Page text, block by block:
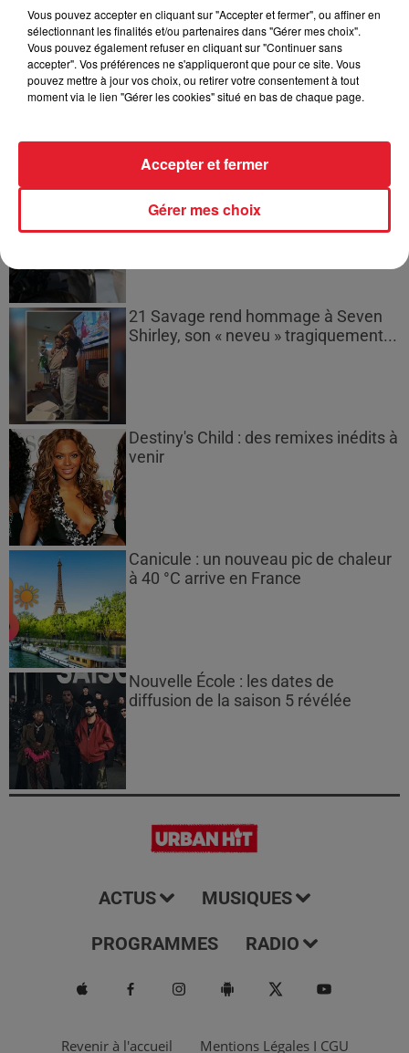
Bouches-du-Rhône : les ossements
de deux militaires disparus...
Les prix des carburants explosent :
gazole et SP95-E10 au-dessus de...
21 Savage rend hommage à Seven
Shirley, son « neveu » tragiquement...
Destiny's Child : des remixes inédits à
venir
Canicule : un nouveau pic de chaleur
à 40 °C arrive en France
Nouvelle École : les dates de
diffusion de la saison 5 révélée
ACTUS MUSIQUES
PROGRAMMES RADIO
Revenir à l'accueil Mentions Légales I CGU
Vous pouvez accepter en cliquant sur "Accepter et fermer", ou affiner en
sélectionnant les finalités et/ou partenaires dans "Gérer mes choix".
Vous pouvez également refuser en cliquant sur "Continuer sans
accepter". Vos préférences ne s'appliqueront que pour ce site. Vous
pouvez mettre à jour vos choix, ou retirer votre consentement à tout
moment via le lien "Gérer les cookies" situé en bas de chaque page.
Gérer mes choix
Accepter et fermer